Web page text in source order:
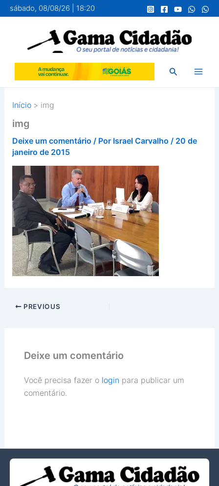
para
conteúdo
sábado, 08/08/26 | 18:20
Pesquisar
Início img
img
Deixe um comentário / Por Israel Carvalho / 20 de
janeiro de 2015
PREVIOUS
Deixe um comentário
Você precisa fazer o login para publicar um
comentário.